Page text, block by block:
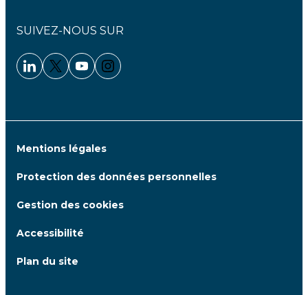
SUIVEZ-NOUS SUR
Linkedin - Clariane
Twitter - Clariane
Youtube - Clariane
Instagram - Clariane
Mentions légales
Protection des données personnelles
Gestion des cookies
Accessibilité
Plan du site